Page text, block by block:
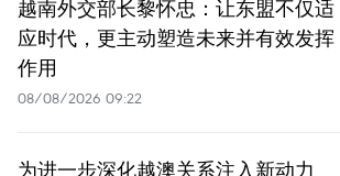
越南外交部长黎怀忠：让东盟不仅适
应时代，更主动塑造未来并有效发挥
作用
08/08/2026 09:22
为进一步深化越澳关系注入新动力